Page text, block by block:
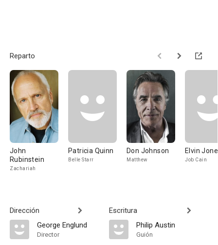
Reparto
John
Rubinstein
Zachariah
Patricia Quinn
Belle Starr
Don Johnson
Matthew
Elvin
Job Cain
Dirección
George Englund
Director
Escritura
Philip Austin
Guión